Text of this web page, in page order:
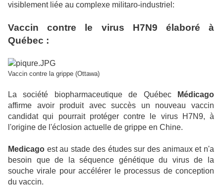
visiblement liée au complexe militaro-industriel:
Vaccin contre le virus H7N9 élaboré à
Québec :
Vaccin contre la grippe (Ottawa)
La société biopharmaceutique de Québec
Médicago
affirme avoir produit avec succès un nouveau vaccin
candidat qui pourrait protéger contre le virus H7N9, à
l'origine de l'éclosion actuelle de grippe en Chine.
Medicago est au stade des études sur des animaux et n'a
besoin que de la séquence génétique du virus de la
souche virale pour accélérer le processus de conception
du vaccin.